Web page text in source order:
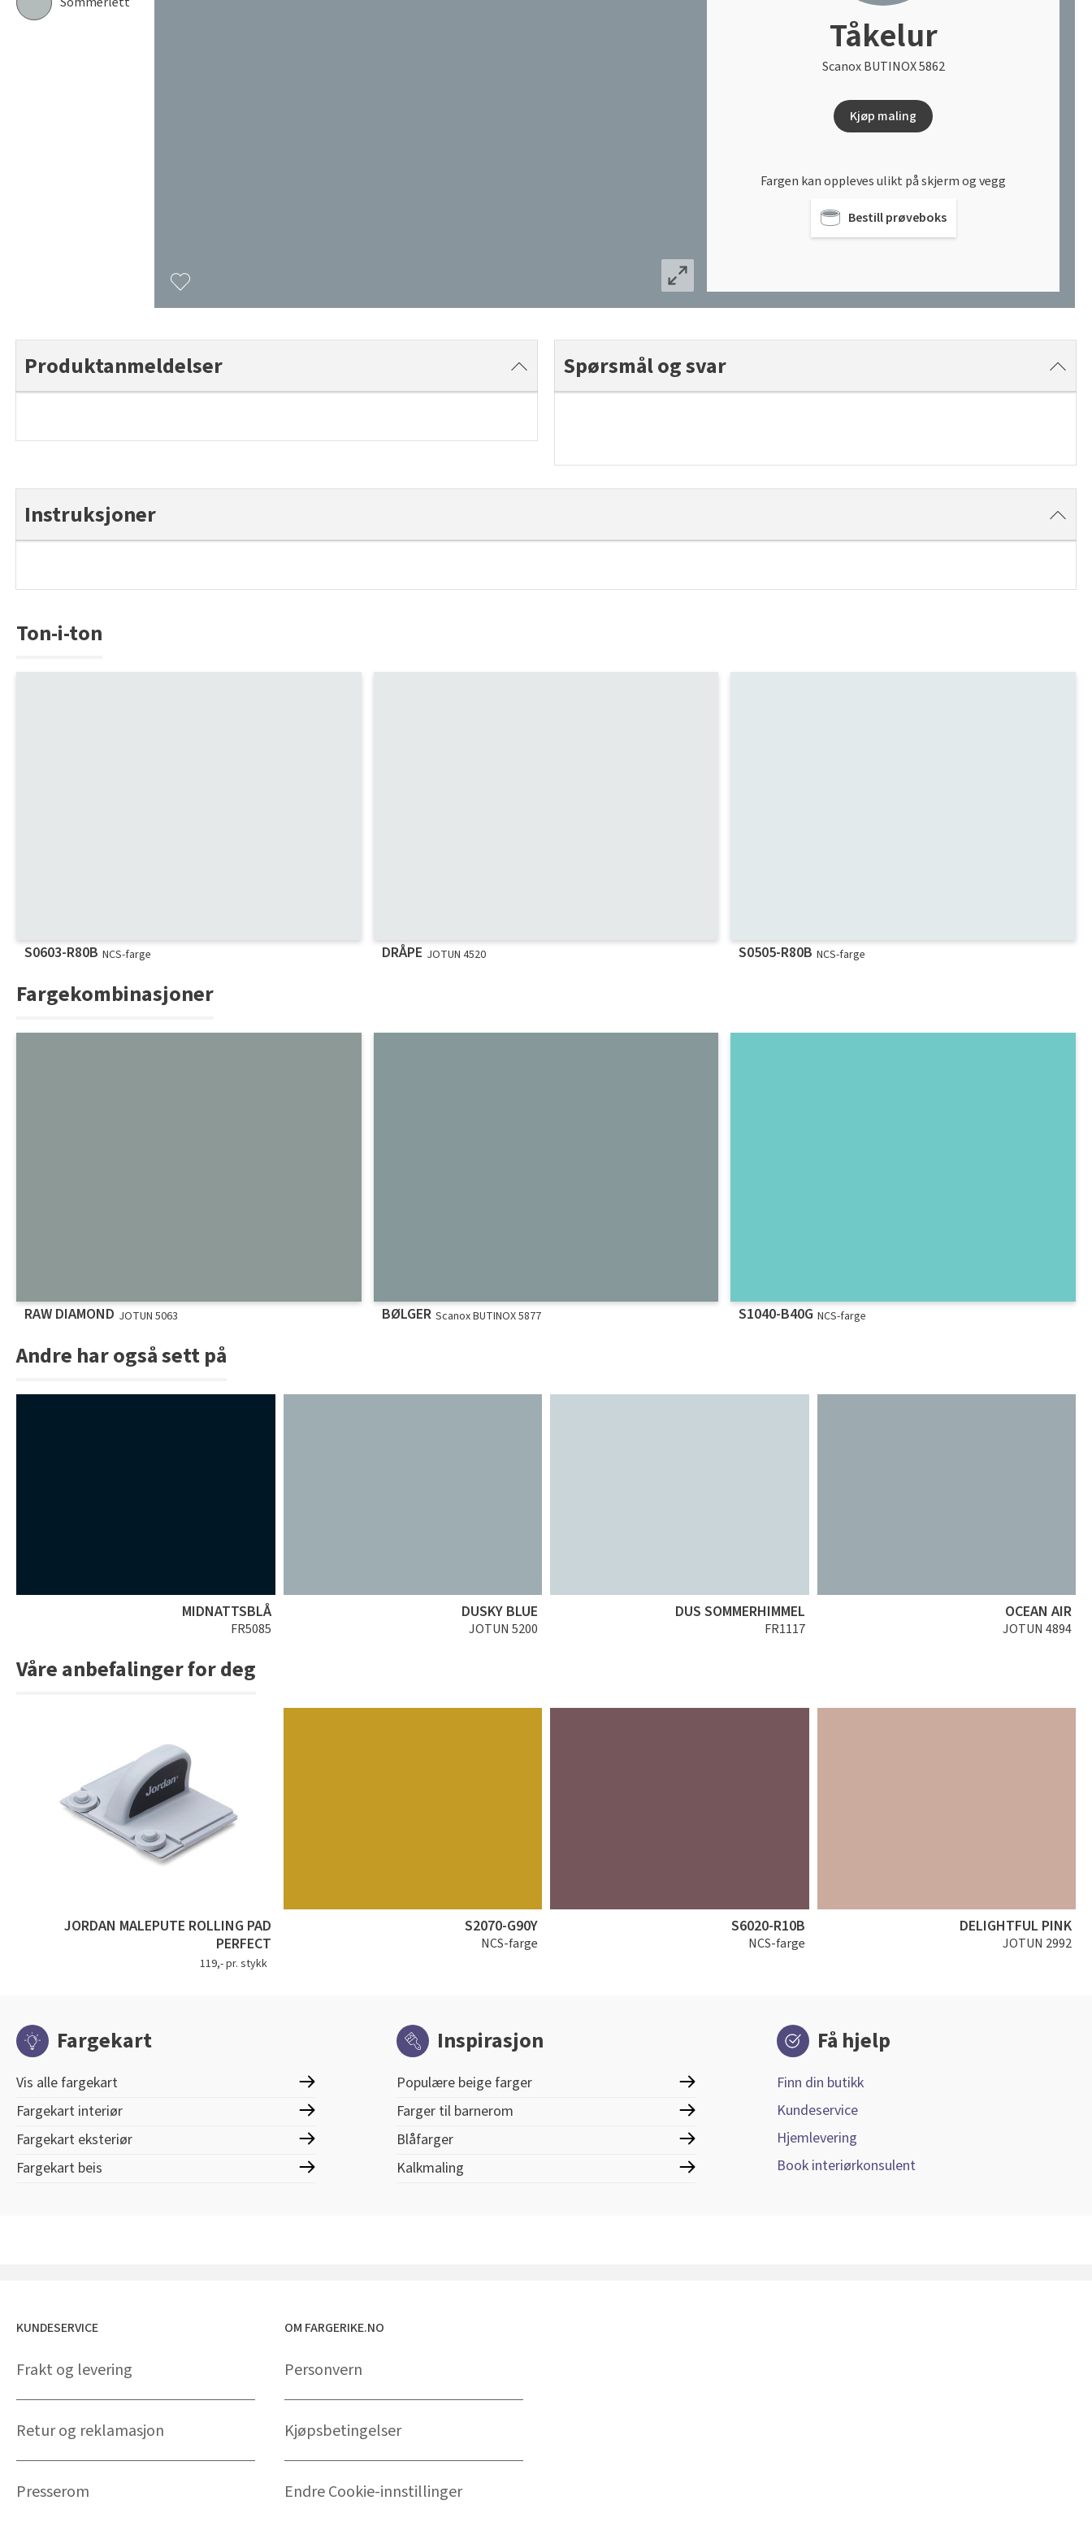
Tåkelur
Scanox BUTINOX 5862
Kjøp maling
Fargen kan oppleves ulikt på skjerm og vegg
Bestill prøveboks
Produktanmeldelser Spørsmål og svar
Instruksjoner
Ton-i-ton
S0603-R80B NCS-farge DRÅPE JOTUN 4520 S0505-R80B NCS-farge
Fargekombinasjoner
RAW DIAMOND JOTUN 5063 BØLGER Scanox BUTINOX 5877 S1040-B40G NCS-farge
Andre har også sett på
MIDNATTSBLÅ
FR5085
DUSKY BLUE
JOTUN 5200
DUS SOMMERHIMMEL
FR1117
OCEAN AIR
JOTUN 4894
Våre anbefalinger for deg
JORDAN MALEPUTE ROLLING PAD
PERFECT
119,- pr. stykk
S2070-G90Y
NCS-farge
S6020-R10B
NCS-farge
DELIGHTFUL PINK
JOTUN 2992
Fargekart
Vis alle fargekart
Fargekart interiør
Fargekart eksteriør
Fargekart beis
Inspirasjon
Populære beige farger
Farger til barnerom
Blåfarger
Kalkmaling
Få hjelp
Finn din butikk
Kundeservice
Hjemlevering
Book interiørkonsulent
KUNDESERVICE
Frakt og levering
Retur og reklamasjon
Presserom
OM FARGERIKE.NO
Personvern
Kjøpsbetingelser
Endre Cookie-innstillinger